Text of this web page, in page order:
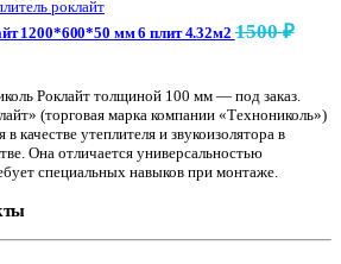
1200*600*50 мм 6 плит 4.32м21500₽
Роклайт толщиной 100 мм — под заказ.
(торговая марка компании «Технониколь»)
качестве утеплителя и звукоизолятора в
Она отличается универсальностью
специальных навыков при монтаже.